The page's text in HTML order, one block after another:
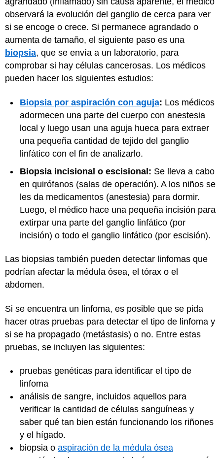
observará la evolución del ganglio de cerca para ver
si se encoge o crece. Si permanece agrandado o
aumenta de tamaño, el siguiente paso es una
biopsia, que se envía a un laboratorio, para
comprobar si hay células cancerosas. Los médicos
pueden hacer los siguientes estudios:
Biopsia por aspiración con aguja: Los médicos
adormecen una parte del cuerpo con anestesia
local y luego usan una aguja hueca para extraer
una pequeña cantidad de tejido del ganglio
linfático con el fin de analizarlo.
Biopsia incisional o escisional: Se lleva a cabo
en quirófanos (salas de operación). A los niños se
les da medicamentos (anestesia) para dormir.
Luego, el médico hace una pequeña incisión para
extirpar una parte del ganglio linfático (por
incisión) o todo el ganglio linfático (por escisión).
Las biopsias también pueden detectar linfomas que
podrían afectar la médula ósea, el tórax o el
abdomen.
Si se encuentra un linfoma, es posible que se pida
hacer otras pruebas para detectar el tipo de linfoma y
si se ha propagado (metástasis) o no. Entre estas
pruebas, se incluyen las siguientes:
pruebas genéticas para identificar el tipo de
linfoma
análisis de sangre, incluidos aquellos para
verificar la cantidad de células sanguíneas y
saber qué tan bien están funcionando los riñones
y el hígado.
biopsia o aspiración de la médula ósea